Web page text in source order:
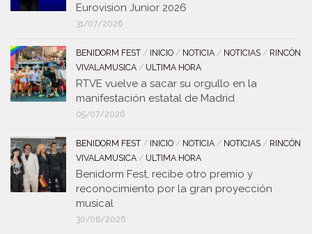
Eurovision Junior 2026
31/07/2026
BENIDORM FEST / INICIO / NOTICIA / NOTICIAS / RINCÓN
VIVALAMUSICA / ULTIMA HORA
RTVE vuelve a sacar su orgullo en la
manifestación estatal de Madrid
05/07/2026
BENIDORM FEST / INICIO / NOTICIA / NOTICIAS / RINCÓN
VIVALAMUSICA / ULTIMA HORA
Benidorm Fest, recibe otro premio y
reconocimiento por la gran proyección
musical
30/06/2026